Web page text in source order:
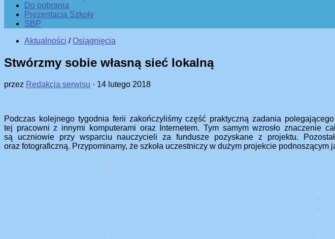
Do pobrania
Prezentacja Szkoły
SBP
Aktualności / Osiągnięcia
Stwórzmy sobie własną sieć lokalną
przez Redakcja serwisu · 14 lutego 2018
Podczas kolejnego tygodnia ferii zakończyliśmy część praktyczną zadania
tej pracowni z innymi komputerami oraz Internetem. Tym samym wzrosło znaczenie
są uczniowie przy wsparciu nauczycieli za fundusze pozyskane z projektu.
oraz fotograficzną. Przypominamy, że szkoła uczestniczy w dużym projekcie